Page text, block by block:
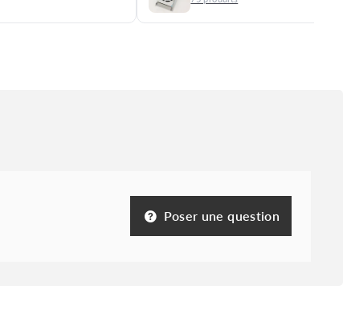
Poser une question